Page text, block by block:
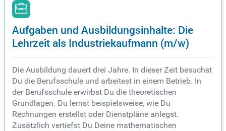
Aufgaben und Ausbildungsinhalte: Die
Lehrzeit als Industriekaufmann (m/w)
Die Ausbildung dauert drei Jahre. In dieser Zeit besuchst
Du die Berufsschule und arbeitest in einem Betrieb. In
der Berufsschule erwirbst Du die theoretischen
Grundlagen. Du lernst beispielsweise, wie Du
Rechnungen erstellst oder Dienstpläne anlegst.
Zusätzlich vertiefst Du Deine mathematischen